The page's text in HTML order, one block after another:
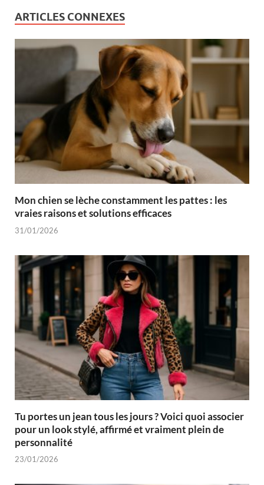
ARTICLES CONNEXES
Mon chien se lèche constamment les pattes : les
vraies raisons et solutions efficaces
31/01/2026
Tu portes un jean tous les jours ? Voici quoi associer
pour un look stylé, affirmé et vraiment plein de
personnalité
23/01/2026